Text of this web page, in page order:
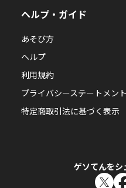
ヘルプ・ガイド
あそび方
ヘルプ
利用規約
プライバシーステートメント
特定商取引法に基づく表示
ゲソてんをシ